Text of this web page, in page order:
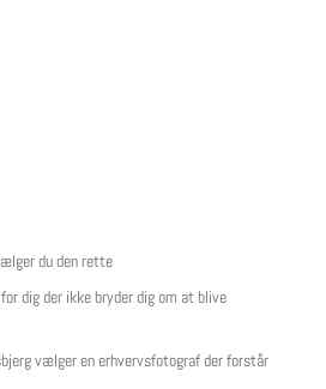
du den rette
dig der ikke bryder dig om at blive
vælger en erhvervsfotograf der forstår